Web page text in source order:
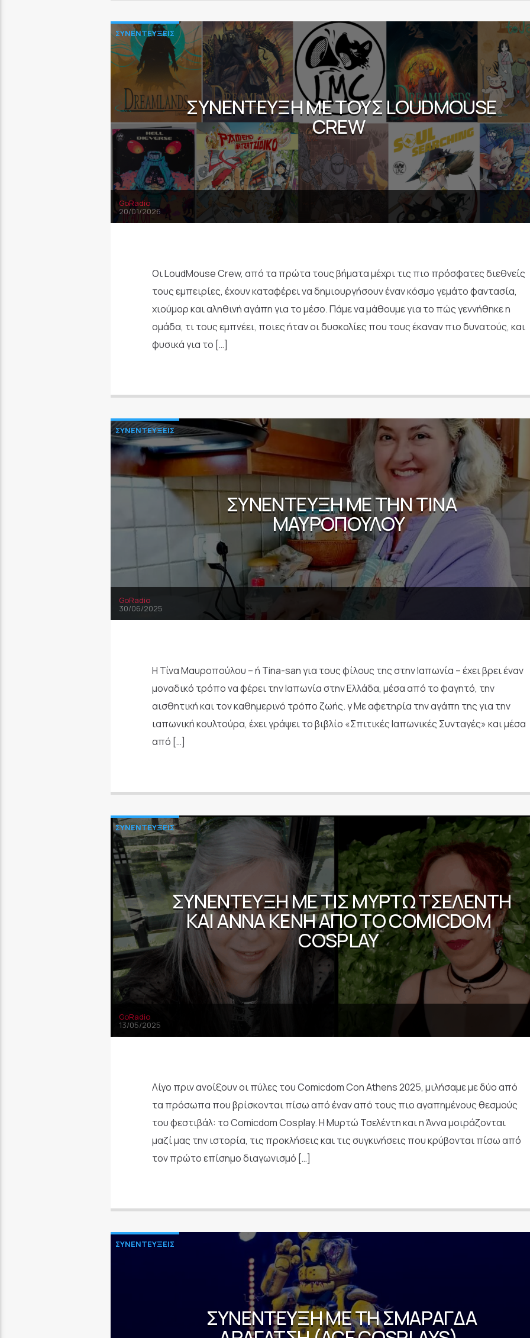
ΣΥΝΕΝΤΕΥΞΕΙΣ
ΣΥΝΈΝΤΕΥΞΗ ΜΕ ΤΟΥΣ LOUDMOUSE
CREW
GoRadio
20/01/2026
Οι LoudMouse Crew, από τα πρώτα τους βήματα μέχρι τις πιο πρόσφατες διεθνείς
τους εμπειρίες, έχουν καταφέρει να δημιουργήσουν έναν κόσμο γεμάτο φαντασία,
χιούμορ και αληθινή αγάπη για το μέσο. Πάμε να μάθουμε για το πώς γεννήθηκε η
ομάδα, τι τους εμπνέει, ποιες ήταν οι δυσκολίες που τους έκαναν πιο δυνατούς, και
φυσικά για το […]
ΣΥΝΕΝΤΕΥΞΕΙΣ
ΣΥΝΈΝΤΕΥΞΗ ΜΕ ΤΗΝ ΤΊΝΑ
ΜΑΥΡΟΠΟΎΛΟΥ
GoRadio
30/06/2025
Η Τίνα Μαυροπούλου – ή Tina-san για τους φίλους της στην Ιαπωνία – έχει βρει έναν
μοναδικό τρόπο να φέρει την Ιαπωνία στην Ελλάδα, μέσα από το φαγητό, την
αισθητική και τον καθημερινό τρόπο ζωής. γ Με αφετηρία την αγάπη της για την
ιαπωνική κουλτούρα, έχει γράψει το βιβλίο «Σπιτικές Ιαπωνικές Συνταγές» και μέσα
από […]
ΣΥΝΕΝΤΕΥΞΕΙΣ
ΣΥΝΈΝΤΕΥΞΗ ΜΕ ΤΙΣ ΜΥΡΤΏ ΤΣΕΛΈΝΤΗ
ΚΑΙ ΆΝΝΑ ΚΈΝΗ ΑΠΌ ΤΟ COMICDOM
COSPLAY
GoRadio
13/05/2025
Λίγο πριν ανοίξουν οι πύλες του Comicdom Con Athens 2025, μιλήσαμε με δύο από
τα πρόσωπα που βρίσκονται πίσω από έναν από τους πιο αγαπημένους θεσμούς
του φεστιβάλ: το Comicdom Cosplay. Η Μυρτώ Τσελέντη και η Άννα μοιράζονται
μαζί μας την ιστορία, τις προκλήσεις και τις συγκινήσεις που κρύβονται πίσω από
τον πρώτο επίσημο διαγωνισμό […]
ΣΥΝΕΝΤΕΥΞΕΙΣ
ΣΥΝΈΝΤΕΥΞΗ ΜΕ ΤΗ ΣΜΑΡΆΓΔΑ